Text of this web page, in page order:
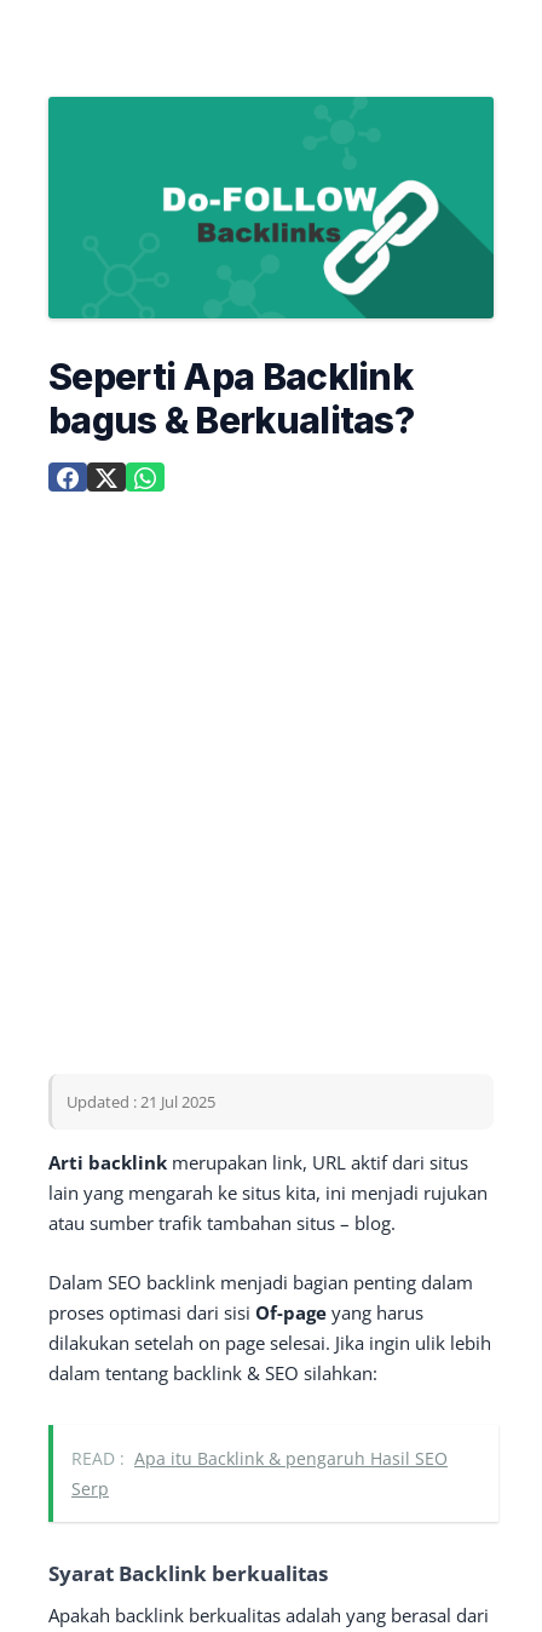
Seperti Apa Backlink
bagus & Berkualitas?
Updated : 21 Jul 2025
Arti backlink merupakan link, URL aktif dari situs
lain yang mengarah ke situs kita, ini menjadi rujukan
atau sumber trafik tambahan situs – blog.
Dalam SEO backlink menjadi bagian penting dalam
proses optimasi dari sisi Of-page yang harus
dilakukan setelah on page selesai. Jika ingin ulik lebih
dalam tentang backlink & SEO silahkan:
READ : Apa itu Backlink & pengaruh Hasil SEO
Serp
Syarat Backlink berkualitas
Apakah backlink berkualitas adalah yang berasal dari